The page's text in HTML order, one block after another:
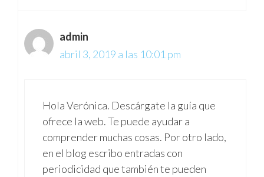
admin
abril 3, 2019 a las 10:01 pm
Hola Verónica. Descárgate la guía que
ofrece la web. Te puede ayudar a
comprender muchas cosas. Por otro lado,
en el blog escribo entradas con
periodicidad que también te pueden